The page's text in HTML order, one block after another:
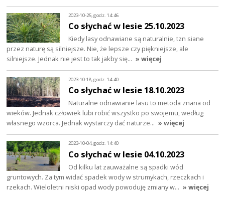
2023-10-25, godz. 14:46
Co słychać w lesie 25.10.2023
Kiedy lasy odnawiane są naturalnie, tzn siane
przez naturę są silniejsze. Nie, że lepsze czy piękniejsze, ale
silniejsze. Jednak nie jest to tak jakby się… » więcej
2023-10-18, godz. 14:40
Co słychać w lesie 18.10.2023
Naturalne odnawianie lasu to metoda znana od
wieków. Jednak człowiek lubi robić wszystko po swojemu, według
własnego wzorca. Jednak wystarczy dać naturze… » więcej
2023-10-04, godz. 14:40
Co słychać w lesie 04.10.2023
Od kilku lat zauważalne są spadki wód
gruntowych. Za tym widać spadek wody w strumykach, rzeczkach i
rzekach. Wieloletni niski opad wody powoduję zmiany w… » więcej